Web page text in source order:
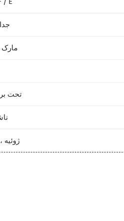
مارک
تحت
ژوئیه ،